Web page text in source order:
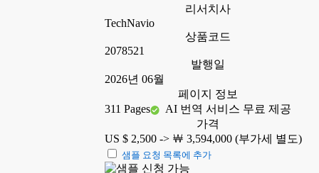
리서치사
TechNavio
상품코드
2078521
발행일
2026년 06월
페이지 정보
311 Pages
AI 번역 서비스 무료 제공
가격
US $ 2,500 -> ￦ 3,594,000 (부가세 별도)
샘플 요청 목록에 추가